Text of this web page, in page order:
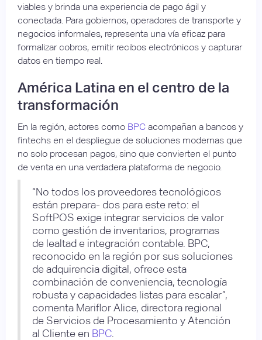
viables y brinda una experiencia de pago ágil y
conectada. Para gobiernos, operadores de transporte y
negocios informales, representa una vía eficaz para
formalizar cobros, emitir recibos electrónicos y capturar
datos en tiempo real.
América Latina en el centro de la
transformación
En la región, actores como BPC acompañan a bancos y
fintechs en el despliegue de soluciones modernas que
no solo procesan pagos, sino que convierten el punto
de venta en una verdadera plataforma de negocio.
“No todos los proveedores tecnológicos
están prepara- dos para este reto: el
SoftPOS exige integrar servicios de valor
como gestión de inventarios, programas
de lealtad e integración contable. BPC,
reconocido en la región por sus soluciones
de adquirencia digital, ofrece esta
combinación de conveniencia, tecnología
robusta y capacidades listas para escalar”,
comenta Mariflor Alice, directora regional
de Servicios de Procesamiento y Atención
al Cliente en BPC